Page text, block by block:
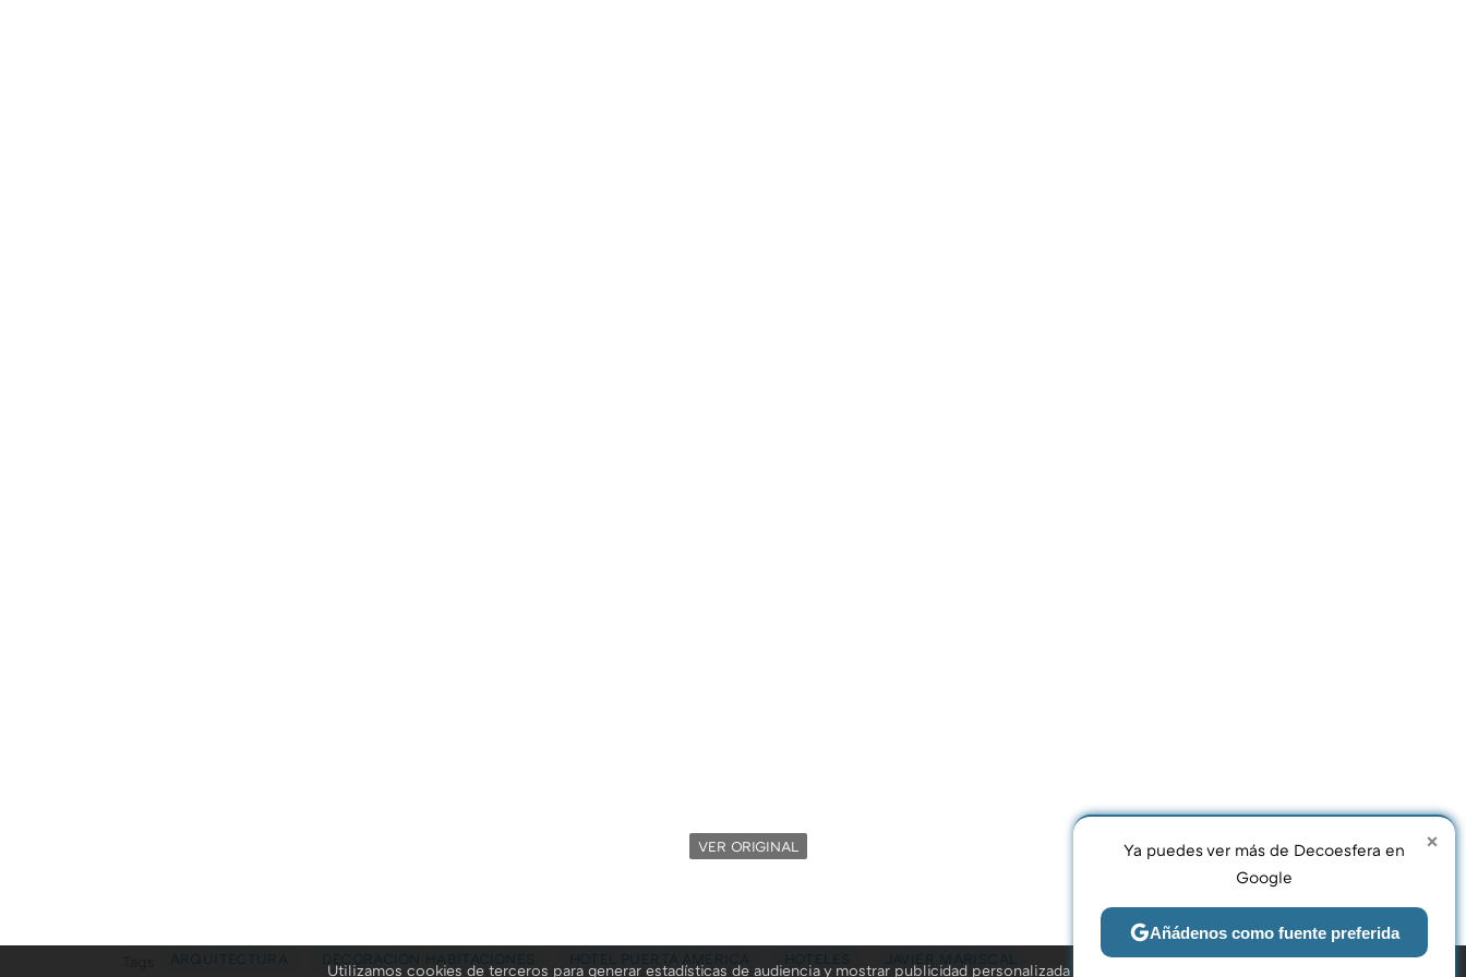
VER ORIGINAL
FACEBOOK
X
MAIL
ARQUITECTURA DECORACIÓN HABITACIONES HOTEL PUERTA AMÉRICA HOTELES JAVIER MARISCAL
Utilizamos cookies de terceros para generar estadísticas de audiencia y mostrar publicidad personalizada
×
Ya puedes ver más de Decoesfera en
Google
Añádenos como fuente preferida